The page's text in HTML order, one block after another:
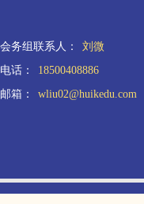
会务组联系人：
刘微
电话：
18500408886
邮箱：
wliu02@huikedu.com